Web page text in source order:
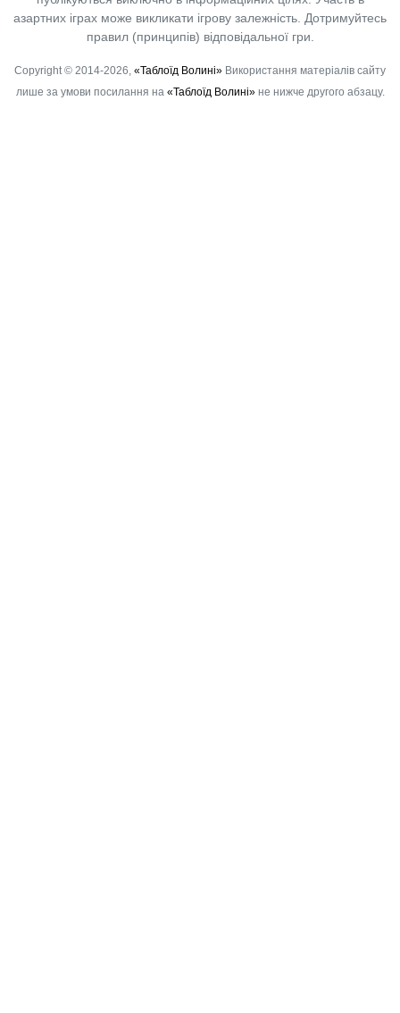
азартних іграх може викликати ігрову залежність. Дотримуйтесь
правил (принципів) відповідальної гри.
Copyright © 2014-2026, «Таблоїд Волині» Використання матеріалів сайту
лише за умови посилання на «Таблоїд Волині»не нижче другого абзацу.